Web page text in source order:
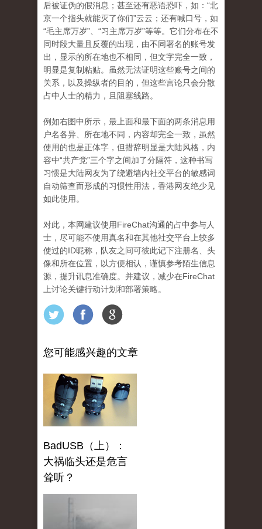
后被证伪的假消息；甚至还有恶语恐吓，如：“北
京一个指头就能灭了你们”云云；还有​​喊口号，如
“毛主席万岁”、“习主席万岁”等等。 它们分布在不
同时段大量且反覆的出现，由不同署名的账号发
出，显示的所在地也不相同，但文字完全一致，
明显是复制粘贴。 虽然无法证明这些账号之间的
关系，以及操纵者的目的，但这些言论只会分散
占中人士的精力，且阻塞线路。
例如右图中所示，最上面和最下面的两条消息用
户名各异、所在地不同，内容却完全一致，虽然
使用的也是正体字，但措辞明显是大陆风格，内
容中“共产党”三个字之间加了分隔符，这种书写
习惯是大陆网友为了绕避墙内社交平台的敏感词
自动筛查而形成的习惯性用法，香港网友绝少见
如此使用。
对此，本网建议使用FireChat沟通的占中参与人
士，尽可能不使用真名和在其他社交平台上较多
使过的ID昵称，队友之间可彼此记下注册名、头
像和所在位置，以方便相认，谨慎参考陌生信息
源，提升讯息准确度。 并建议，减少在FireChat
上讨论关键行动计划和部署策略。
您可能感兴趣的文章
BadUSB（上）：
大祸临头还是危言
耸听？